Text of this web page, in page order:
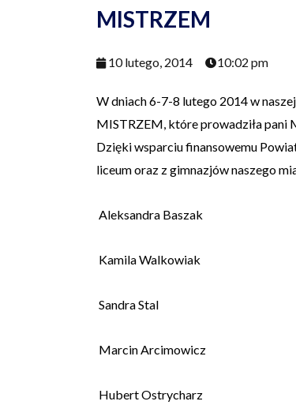
MISTRZEM
10 lutego, 2014 10:02 pm
W dniach 6-7-8 lutego 2014 w
MISTRZEM, które prowadziła pani
Dzięki wsparciu finansowemu
liceum oraz z gimnazjów naszego
Aleksandra Baszak
Kamila Walkowiak
Sandra Stal
Marcin Arcimowicz
Hubert Ostrycharz